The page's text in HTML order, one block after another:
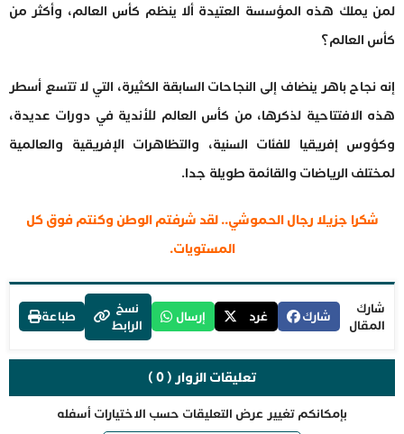
لمن يملك هذه المؤسسة العتيدة ألا ينظم كأس العالم، وأكثر من
كأس العالم؟
إنه نجاح باهر ينضاف إلى النجاحات السابقة الكثيرة، التي لا تتسع أسطر
هذه الافتتاحية لذكرها، من كأس العالم للأندية في دورات عديدة،
وكؤوس إفريقيا للفئات السنية، والتظاهرات الإفريقية والعالمية
لمختلف الرياضات والقائمة طويلة جدا.
شكرا جزيلا رجال الحموشي.. لقد شرفتم الوطن وكنتم فوق كل
المستويات.
شارك
المقال
شارك غرد إرسال
نسخ
الرابط
طباعة
تعليقات الزوار ( 0 )
بإمكانكم تغيير عرض التعليقات حسب الاختيارات أسفله